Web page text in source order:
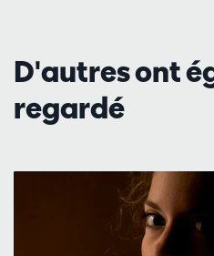
D'autres ont
regardé